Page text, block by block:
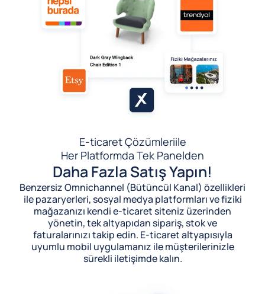
E-ticaret Çözümleriile
Her Platformda Tek Panelden
Daha Fazla Satış Yapın!
Benzersiz Omnichannel (Bütüncül Kanal) özellikleri
ile pazaryerleri, sosyal medya platformları ve fiziki
mağazanızı kendi e-ticaret siteniz üzerinden
yönetin, tek altyapıdan sipariş, stok ve
faturalarınızı takip edin. E-ticaret altyapısıyla
uyumlu mobil uygulamanız ile müşterilerinizle
sürekli iletişimde kalın.